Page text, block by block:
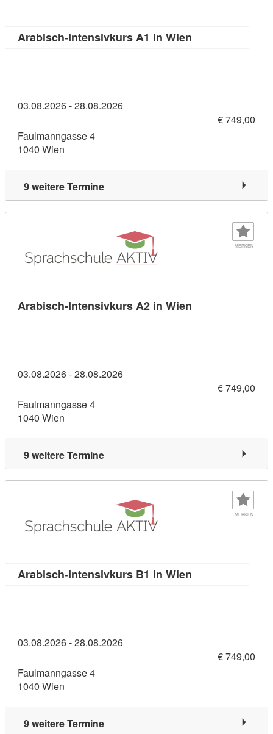
Arabisch-Intensivkurs A1 in Wien
03.08.2026 - 28.08.2026
€ 749,00
Faulmanngasse 4
1040 Wien
9 weitere Termine
MERKEN
Arabisch-Intensivkurs A2 in Wien
03.08.2026 - 28.08.2026
€ 749,00
Faulmanngasse 4
1040 Wien
9 weitere Termine
MERKEN
Arabisch-Intensivkurs B1 in Wien
03.08.2026 - 28.08.2026
€ 749,00
Faulmanngasse 4
1040 Wien
9 weitere Termine